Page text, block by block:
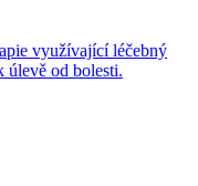
využívající léčebný
úlevě od bolesti.